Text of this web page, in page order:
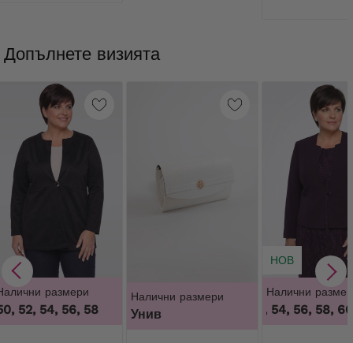
Допълнете визията
размери
52, 54, 56, 58
Налични размери
Унив
НОВ
Налични
50, 52, 54, 56, 58, 60,